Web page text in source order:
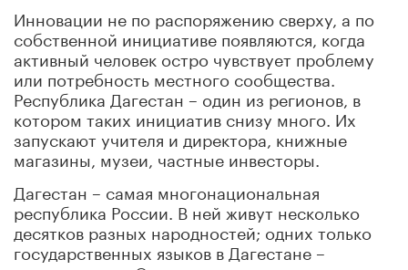
Инновации не по распоряжению сверху, а по
собственной инициативе появляются, когда
активный человек остро чувствует проблему
или потребность местного сообщества.
Республика Дагестан – один из регионов, в
котором таких инициатив снизу много. Их
запускают учителя и директора, книжные
магазины, музеи, частные инвесторы.
Дагестан – самая многонациональная
республика России. В ней живут несколько
десятков разных народностей; одних только
государственных языков в Дагестане –